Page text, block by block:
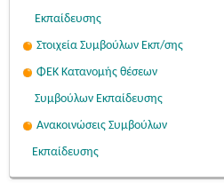
Εκπαίδευσης
Στοιχεία Συμβούλων Εκπ/σης
ΦΕΚ Κατανομής θέσεων
Συμβούλων Εκπαίδευσης
Ανακοινώσεις Συμβούλων
Εκπαίδευσης